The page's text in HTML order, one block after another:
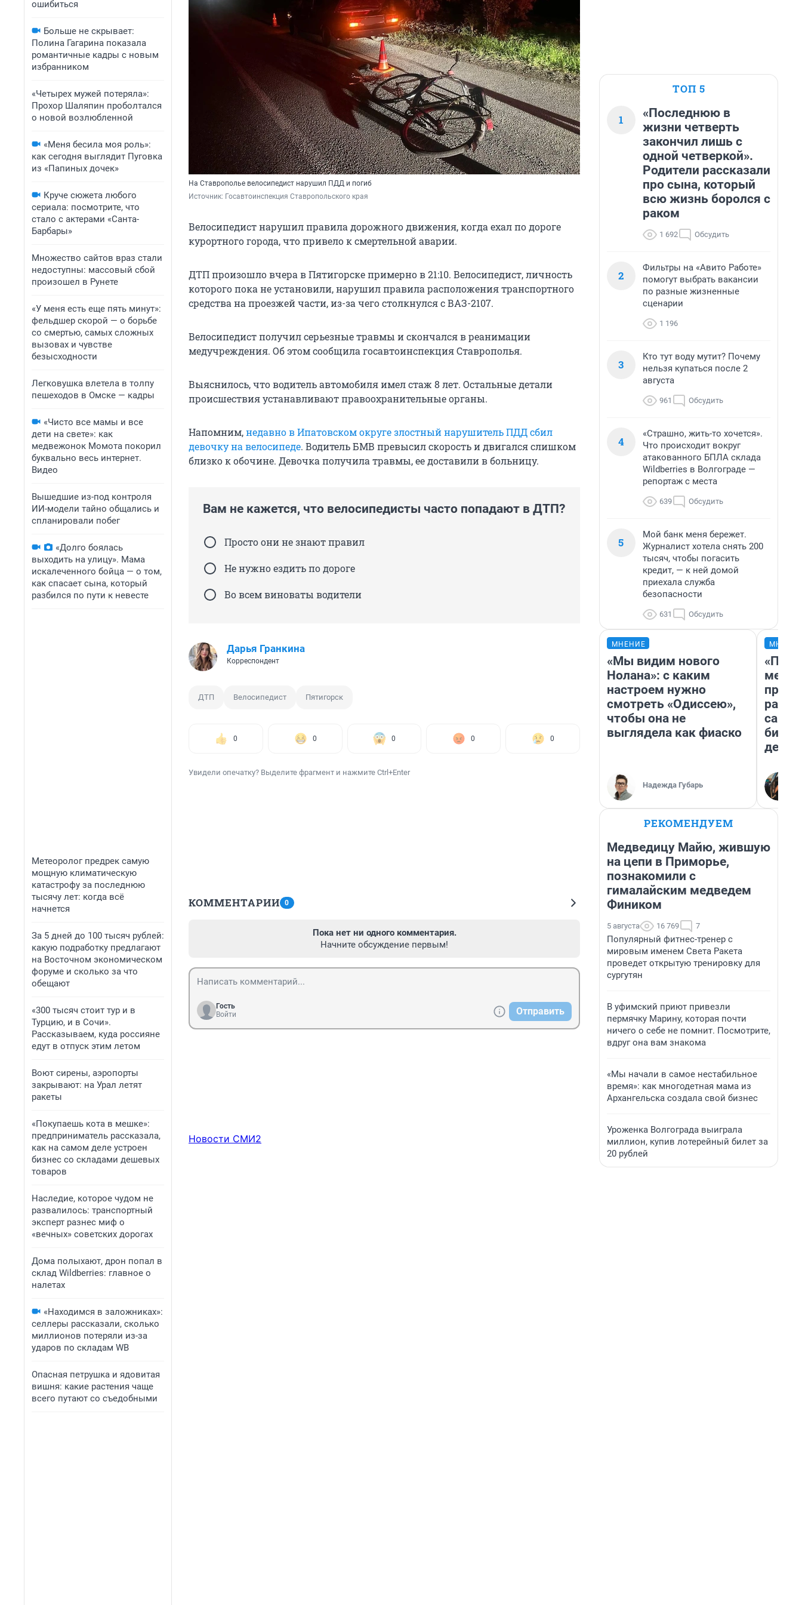
ошибиться
Больше не скрывает:
Полина Гагарина показала
романтичные кадры с новым
избранником
«Четырех мужей потеряла»:
Прохор Шаляпин проболтался
о новой возлюбленной
«Меня бесила моя роль»:
как сегодня выглядит Пуговка
из «Папиных дочек»
Круче сюжета любого
сериала: посмотрите, что
стало с актерами «Санта-
Барбары»
Множество сайтов враз стали
недоступны: массовый сбой
произошел в Рунете
«У меня есть еще пять минут»:
фельдшер скорой — о борьбе
со смертью, самых сложных
вызовах и чувстве
безысходности
Легковушка влетела в толпу
пешеходов в Омске — кадры
«Чисто все мамы и все
дети на свете»: как
медвежонок Момота покорил
буквально весь интернет.
Видео
Вышедшие из-под контроля
ИИ-модели тайно общались и
спланировали побег
«Долго боялась
выходить на улицу». Мама
искалеченного бойца — о том,
как спасает сына, который
разбился по пути к невесте
Метеоролог предрек самую
мощную климатическую
катастрофу за последнюю
тысячу лет: когда всё
начнется
За 5 дней до 100 тысяч рублей:
какую подработку предлагают
на Восточном экономическом
форуме и сколько за что
обещают
«300 тысяч стоит тур и в
Турцию, и в Сочи».
Рассказываем, куда россияне
едут в отпуск этим летом
Воют сирены, аэропорты
закрывают: на Урал летят
ракеты
«Покупаешь кота в мешке»:
предприниматель рассказала,
как на самом деле устроен
бизнес со складами дешевых
товаров
Наследие, которое чудом не
развалилось: транспортный
эксперт разнес миф о
«вечных» советских дорогах
Дома полыхают, дрон попал в
склад Wildberries: главное о
налетах
«Находимся в заложниках»:
селлеры рассказали, сколько
миллионов потеряли из-за
ударов по складам WB
Опасная петрушка и ядовитая
вишня: какие растения чаще
всего путают со съедобными
На Ставрополье велосипедист нарушил ПДД и погиб
Источник: Госавтоинспекция Ставропольского края
Велосипедист нарушил правила дорожного движения, когда ехал по дороге
курортного города, что привело к смертельной аварии.
ДТП произошло вчера в Пятигорске примерно в 21:10. Велосипедист, личность
которого пока не установили, нарушил правила расположения транспортного
средства на проезжей части, из-за чего столкнулся с ВАЗ-2107.
Велосипедист получил серьезные травмы и скончался в реанимации
медучреждения. Об этом сообщила госавтоинспекция Ставрополья.
Выяснилось, что водитель автомобиля имел стаж 8 лет. Остальные детали
происшествия устанавливают правоохранительные органы.
Напомним,недавно вИпатовском округе злостный нарушитель ПДД сбил
девочку на велосипеде. Водитель БМВ превысил скорость и двигался слишком
близко к обочине. Девочка получила травмы, ее доставили в больницу.
Вам не кажется, что велосипедисты часто попадают в ДТП?
Просто они не знают правил
Не нужно ездить по дороге
Во всем виноваты водители
Дарья Гранкина
Корреспондент
ДТП Велосипедист Пятигорск
0 0 0 0 0
Увидели опечатку? Выделите фрагмент и нажмите Ctrl+Enter
КОММЕНТАРИИ 0
Пока нет ни одного комментария.
Начните обсуждение первым!
Гость
Войти
Отправить
Новости СМИ2
ТОП 5
1
«Последнюю в
жизни четверть
закончил лишь с
одной четверкой».
Родители рассказали
про сына, который
всю жизнь боролся с
раком
1 692 Обсудить
2
Фильтры на «Авито Работе»
помогут выбрать вакансии
по разные жизненные
сценарии
1 196
3
Кто тут воду мутит? Почему
нельзя купаться после 2
августа
961 Обсудить
4
«Страшно, жить-то хочется».
Что происходит вокруг
атакованного БПЛА склада
Wildberries в Волгограде —
репортаж с места
639 Обсудить
5
Мой банк меня бережет.
Журналист хотела снять 200
тысяч, чтобы погасить
кредит, — к ней домой
приехала служба
безопасности
631 Обсудить
МНЕНИЕ
«Мы видим нового
Нолана»: с каким
настроем нужно
смотреть «Одиссею»,
чтобы она не
выглядела как фиаско
Надежда Губарь
РЕКОМЕНДУЕМ
Медведицу Майю, жившую
на цепи в Приморье,
познакомили с
гималайским медведем
Фиником
5 августа 16 769 7
Популярный фитнес-тренер с
мировым именем Света Ракета
проведет открытую тренировку для
сургутян
В уфимский приют привезли
пермячку Марину, которая почти
ничего о себе не помнит. Посмотрите,
вдруг она вам знакома
«Мы начали в самое нестабильное
время»: как многодетная мама из
Архангельска создала свой бизнес
Уроженка Волгограда выиграла
миллион, купив лотерейный билет за
20 рублей